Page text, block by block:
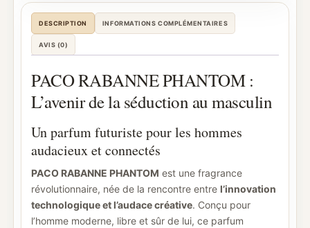
DESCRIPTION INFORMATIONS COMPLÉMENTAIRES
AVIS (0)
PACO RABANNE PHANTOM :
L’avenir de la séduction au masculin
Un parfum futuriste pour les hommes
audacieux et connectés
PACO RABANNE PHANTOM est une fragrance
révolutionnaire, née de la rencontre entre l’innovation
technologique et l’audace créative. Conçu pour
l’homme moderne, libre et sûr de lui, ce parfum